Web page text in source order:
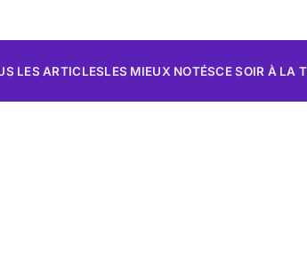
LES ARTICLESLES MIEUX NOTÉSCE SOIR À LA